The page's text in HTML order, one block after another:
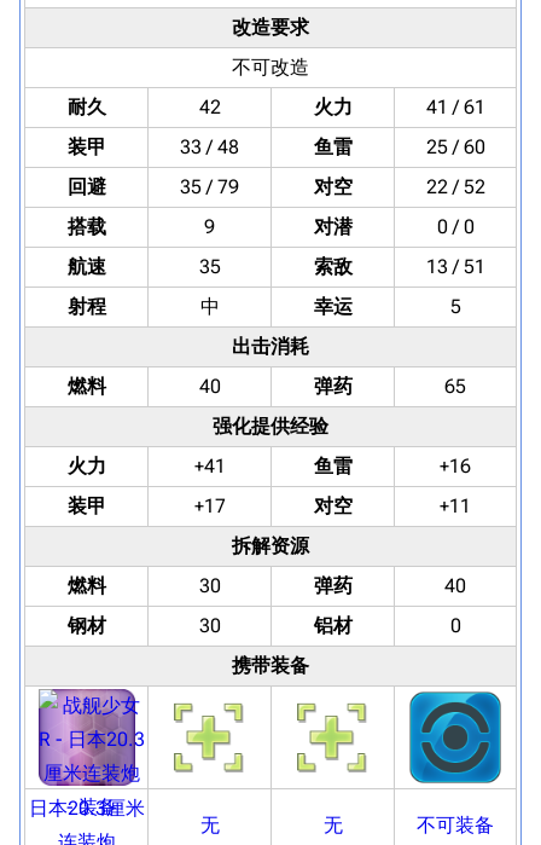
改造要求
不可改造
耐久
42 火力
41 / 61
装甲
33 / 48 鱼雷
25 / 60
回避
35 / 79 对空
22 / 52
搭载
9 对潜
0 / 0
航速
35 索敌
13 / 51
射程
中 幸运
5
出击消耗
燃料
40 弹药
65
强化提供经验
火力
+41 鱼雷
+16
装甲
+17 对空
+11
拆解资源
燃料
30 弹药
40
钢材
30 铝材
0
携带装备
日本20.3厘米
无 无 不可装备